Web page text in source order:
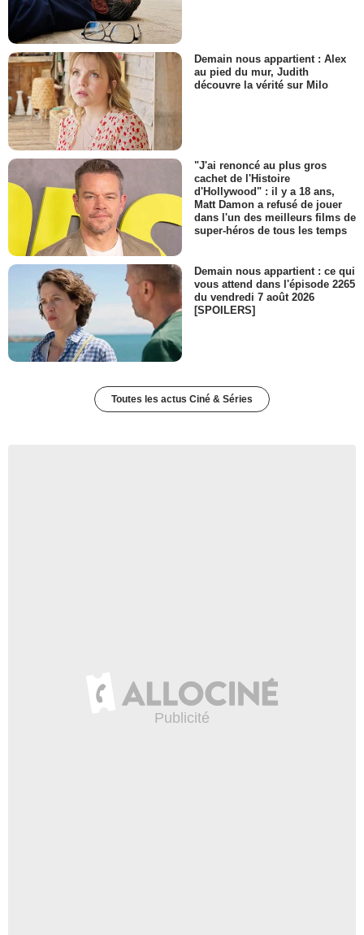
Demain nous appartient : Alex
au pied du mur, Judith
découvre la vérité sur Milo
"J'ai renoncé au plus gros
cachet de l'Histoire
d'Hollywood" : il y a 18 ans,
Matt Damon a refusé de jouer
dans l'un des meilleurs films de
super-héros de tous les temps
Demain nous appartient : ce qui
vous attend dans l'épisode 2265
du vendredi 7 août 2026
[SPOILERS]
Toutes les actus Ciné & Séries